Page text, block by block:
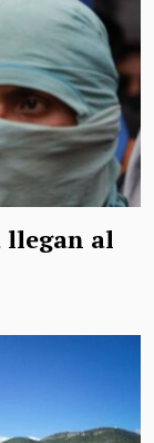
llegan al